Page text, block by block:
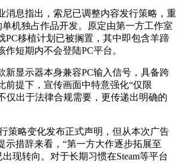
消息指出，索尼已调整内容发行策略，重
单机独占作品开发。原定由第一方工作室
PC移植计划已被搁置，其中即包含羊蹄
作短期内不会登陆PC平台。
新显示器本身兼容PC输入信号，具备跨
前提下，宣传画面中特意强化“仅限
仅出于法律合规需要，更传递出明确的
策略变化发布正式声明，但从本次广告
示措辞来看，“第一方大作逐步拓展至
现转向。对于长期习惯在Steam等平台